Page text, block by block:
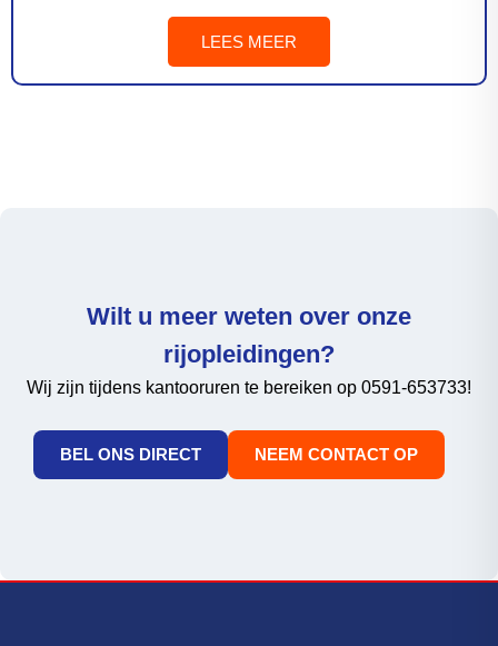
LEES MEER
Wilt u meer weten over onze
rijopleidingen?
Wij zijn tijdens kantooruren te bereiken op 0591-653733!
BEL ONS DIRECT NEEM CONTACT OP